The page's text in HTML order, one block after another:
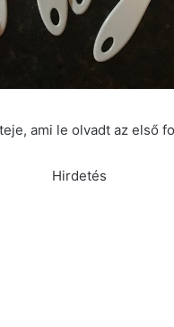
ami le olvadt az első
Hirdetés